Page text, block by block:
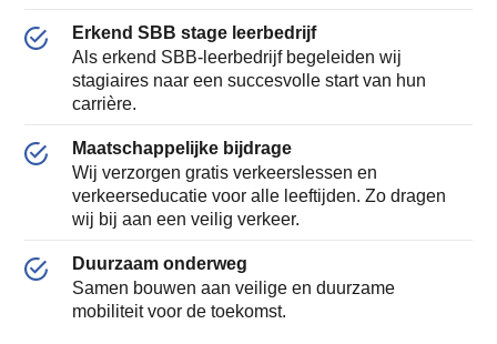
Erkend SBB stage leerbedrijf
Als erkend SBB-leerbedrijf begeleiden wij
stagiaires naar een succesvolle start van hun
carrière.
Maatschappelijke bijdrage
Wij verzorgen gratis verkeerslessen en
verkeerseducatie voor alle leeftijden. Zo dragen
wij bij aan een veilig verkeer.
Duurzaam onderweg
Samen bouwen aan veilige en duurzame
mobiliteit voor de toekomst.